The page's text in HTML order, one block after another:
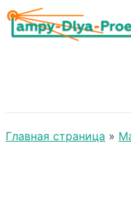
Главная страница »